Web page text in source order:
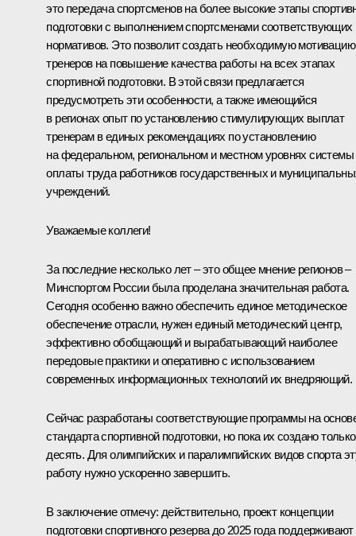
это передача спортсменов на более высокие этапы
подготовки с выполнением спортсменами соответствующих
нормативов. Это позволит создать необходимую мотивацию
тренеров на повышение качества работы на всех этапах
спортивной подготовки. В этой связи предлагается
предусмотреть эти особенности, а также имеющийся
в регионах опыт по установлению стимулирующих выплат
тренерам в единых рекомендациях по установлению
на федеральном, региональном и местном уровнях системы
оплаты труда работников государственных и
учреждений.
Уважаемые коллеги!
За последние несколько лет – это общее мнение регионов –
Минспортом России была проделана значительная работа.
Сегодня особенно важно обеспечить единое методическое
обеспечение отрасли, нужен единый методический центр,
эффективно обобщающий и вырабатывающий наиболее
передовые практики и оперативно с использованием
современных информационных технологий их внедряющий.
Сейчас разработаны соответствующие программы на
стандарта спортивной подготовки, но пока их создано только
десять. Для олимпийских и паралимпийских видов спорта
работу нужно ускоренно завершить.
В заключение отмечу: действительно, проект концепции
подготовки спортивного резерва до 2025 года поддерживают